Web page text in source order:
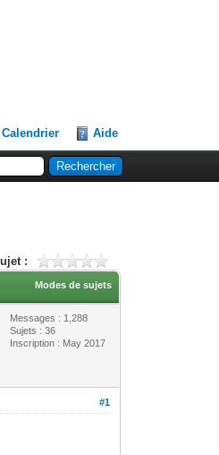
Calendrier Aide
:
Modes de sujets
Messages : 1,288
Sujets : 36
Inscription : May 2017
#1